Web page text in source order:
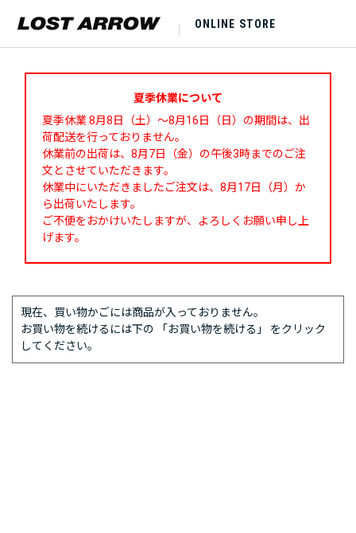
ONLINE STORE
夏季休業について
夏季休業 8月8日（土）～8月16日（日）の期間は、出
荷配送を行っておりません。
休業前の出荷は、8月7日（金）の午後3時までのご注
文とさせていただきます。
休業中にいただきましたご注文は、8月17日（月）か
ら出荷いたします。
ご不便をおかけいたしますが、よろしくお願い申し上
げます。
現在、買い物かごには商品が入っておりません。
お買い物を続けるには下の 「お買い物を続ける」 をクリック
してください。